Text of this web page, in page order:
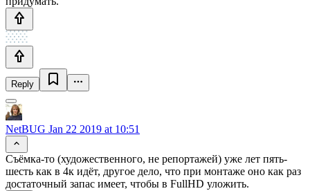
Reply
NetBUG Jan 22 2019 at 10:51
Съёмка-то (художественного, не репортажей) уже лет пять-
шесть как в 4к идёт, другое дело, что при монтаже оно как раз
достаточный запас имеет, чтобы в FullHD уложить.